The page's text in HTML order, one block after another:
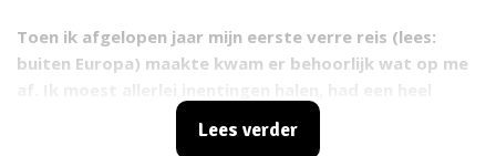
Toen ik afgelopen jaar mijn eerste verre reis (lees:
buiten Europa) maakte kwam er behoorlijk wat op me
overlevingspakket met medicijnen mee en moest ook
voor het eerst in mijn leven een visum aanvragen.
Lees verder